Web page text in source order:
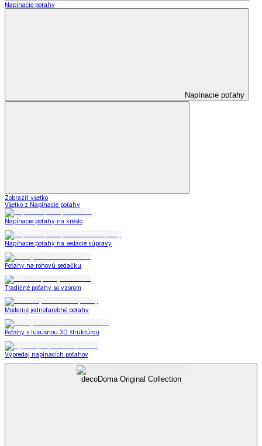
Napínacie poťahy
Napínacie poťahy
Zobraziť všetko
Všetko z Napínacie poťahy
Napínacie poťahy na kreslo
Napínacie poťahy na sedacie súpravy
Poťahy na rohovú sedačku
Tradičné poťahy so vzorom
Moderné jednofarebné poťahy
Poťahy s luxusnou 3D štruktúrou
Výpredaj napínacích poťahov
decoDoma Original Collection